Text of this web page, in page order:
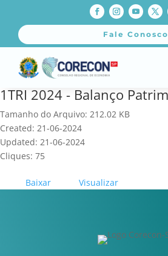
Fale Conosco
1TRI 2024 - Balanço
Tamanho do Arquivo: 212.02 KB
Created: 21-06-2024
Updated: 21-06-2024
Cliques: 75
Baixar Visualizar